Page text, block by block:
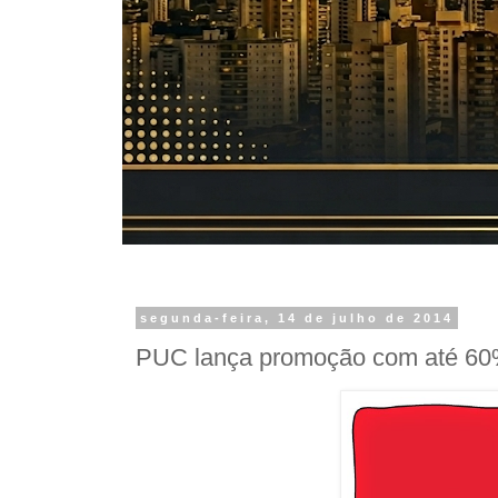
segunda-feira, 14 de julho de 2014
PUC lança promoção com até